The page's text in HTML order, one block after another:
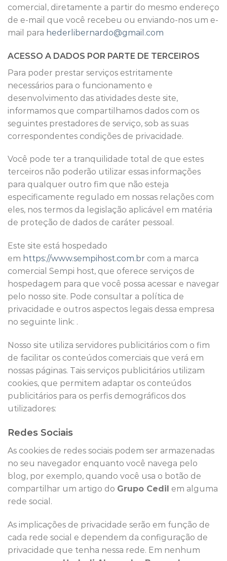
comercial, diretamente a partir do mesmo endereço
de e-mail que você recebeu ou enviando-nos um e-
mail para hederlibernardo@gmail.com
ACESSO A DADOS POR PARTE DE TERCEIROS
Para poder prestar serviços estritamente
necessários para o funcionamento e
desenvolvimento das atividades deste site,
informamos que compartilhamos dados com os
seguintes prestadores de serviço, sob as suas
correspondentes condições de privacidade.
Você pode ter a tranquilidade total de que estes
terceiros não poderão utilizar essas informações
para qualquer outro fim que não esteja
especificamente regulado em nossas relações com
eles, nos termos da legislação aplicável em matéria
de proteção de dados de caráter pessoal.
Este site está hospedado
em https://www.sempihost.com.br com a marca
comercial Sempi host, que oferece serviços de
hospedagem para que você possa acessar e navegar
pelo nosso site. Pode consultar a política de
privacidade e outros aspectos legais dessa empresa
no seguinte link: .
Nosso site utiliza servidores publicitários com o fim
de facilitar os conteúdos comerciais que verá em
nossas páginas. Tais serviços publicitários utilizam
cookies, que permitem adaptar os conteúdos
publicitários para os perfis demográficos dos
utilizadores:
Redes Sociais
As cookies de redes sociais podem ser armazenadas
no seu navegador enquanto você navega pelo
blog, por exemplo, quando você usa o botão de
compartilhar um artigo do Grupo Cedil em alguma
rede social.
As implicações de privacidade serão em função de
cada rede social e dependem da configuração de
privacidade que tenha nessa rede. Em nenhum